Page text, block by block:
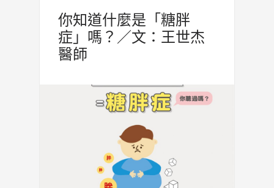
你知道什麼是「糖胖
症」嗎？／文：王世杰
醫師